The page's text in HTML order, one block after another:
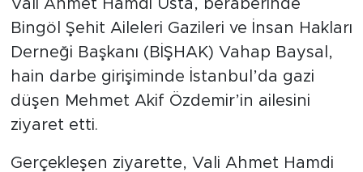
Vali Ahmet Hamdi Usta, beraberinde
Bingöl Şehit Aileleri Gazileri ve İnsan Hakları
Derneği Başkanı (BİŞHAK) Vahap Baysal,
hain darbe girişiminde İstanbul’da gazi
düşen Mehmet Akif Özdemir’in ailesini
ziyaret etti.
Gerçekleşen ziyarette, Vali Ahmet Hamdi